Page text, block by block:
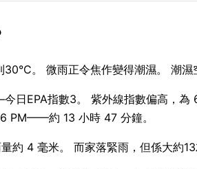
。 微雨正令焦作變得潮濕。 潮
日EPA指數3。 紫外線指數偏高，
PM——約 13 小時 47 分鐘。
約 4 毫米。 而家落緊雨，但係大約